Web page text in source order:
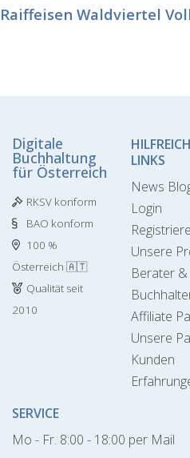
Raiffeisen Waldviertel
Digitale
Buchhaltung
für Österreich
RKSV konform
BAO konform
100 %
Österreich 🇦🇹
Qualität seit
2010
LINKS
News
Login
Unsere
Berater &
Affiliate
Unsere
Kunden
SERVICE
Mo - Fr. 8:00 - 18:00 per Mail